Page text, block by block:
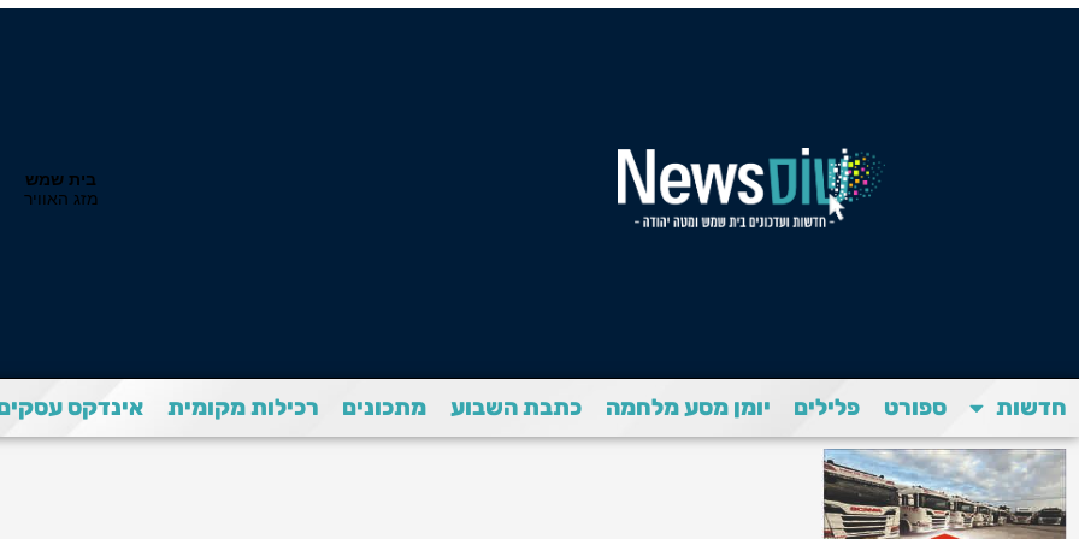
חדשות ספורט פלילים יומן מסע מלחמה כתבת השבוע מתכונים רכילות מקומית אינדקס